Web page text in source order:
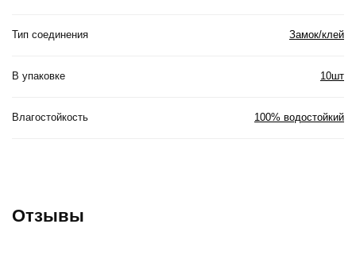
Тип соединения Замок/клей
В упаковке 10шт
Влагостойкость 100% водостойкий
Отзывы